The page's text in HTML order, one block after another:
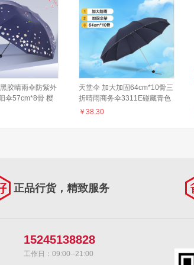
胶晴雨伞防紫外
伞57cm*8骨 樱
天堂伞 加大加固64cm*10骨三
折晴雨商务伞3311E碰藏青色
￥ 38.30
正品行货，精致服务
15245138828
工作日：09:00--21:00